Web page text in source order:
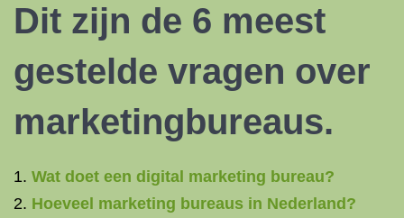
Dit zijn de 6 meest
gestelde vragen over
marketingbureaus.
Wat doet een digital marketing bureau?
Hoeveel marketing bureaus in Nederland?